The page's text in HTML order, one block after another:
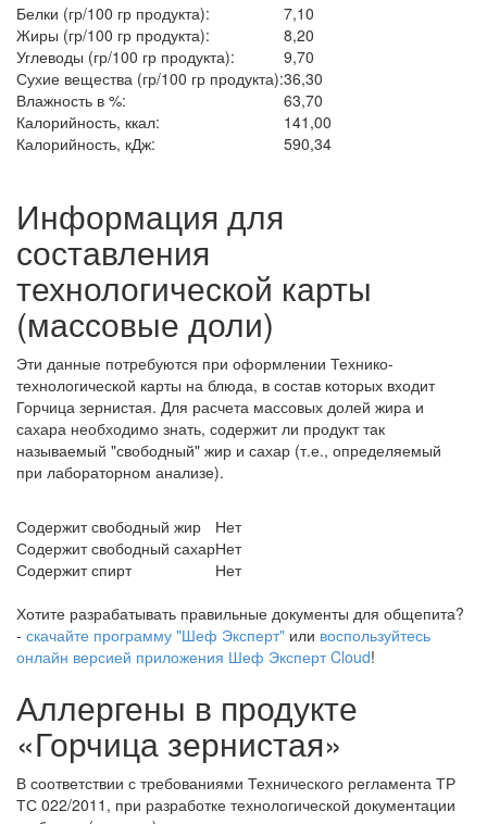
Белки (гр/100 гр продукта):
7,10
Жиры (гр/100 гр продукта):
8,20
Углеводы (гр/100 гр продукта):
9,70
Сухие вещества (гр/100 гр продукта):36,30
Влажность в %:
63,70
Калорийность, ккал:
141,00
Калорийность, кДж:
590,34
Информация для
составления
технологической карты
(массовые доли)
Эти данные потребуются при оформлении Технико-
технологической карты на блюда, в состав которых входит
Горчица зернистая. Для расчета массовых долей жира и
сахара необходимо знать, содержит ли продукт так
называемый "свободный" жир и сахар (т.е., определяемый
при лабораторном анализе).
Содержит свободный жир
Нет
Содержит свободный сахарНет
Содержит спирт
Нет
Хотите разрабатывать правильные документы для общепита?
- скачайте программу "Шеф Эксперт" или воспользуйтесь
онлайн версией приложения Шеф Эксперт Cloud!
Аллергены в продукте
«Горчица зернистая»
В соответствии с требованиями Технического регламента ТР
ТС 022/2011, при разработке технологической документации